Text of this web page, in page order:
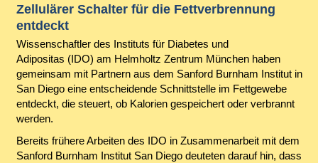
Zellulärer Schalter für die Fettverbrennung
entdeckt
Wissenschaftler des Instituts für Diabetes und
Adipositas (IDO) am Helmholtz Zentrum München haben
gemeinsam mit Partnern aus dem Sanford Burnham Institut in
San Diego eine entscheidende Schnittstelle im Fettgewebe
entdeckt, die steuert, ob Kalorien gespeichert oder verbrannt
werden.
Bereits frühere Arbeiten des IDO in Zusammenarbeit mit dem
Sanford Burnham Institut San Diego deuteten darauf hin, dass